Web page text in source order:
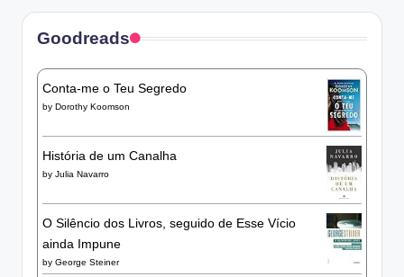
Goodreads
Conta-me o Teu Segredo
by Dorothy Koomson
História de um Canalha
by Julia Navarro
O Silêncio dos Livros, seguido de Esse Vício
ainda Impune
by George Steiner